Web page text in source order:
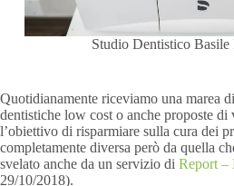
Studio Dentistico Basile
Quotidianamente riceviamo una marea
dentistiche low cost o anche proposte
l’obiettivo di risparmiare sulla cura dei
completamente diversa però da quella
svelato anche da un servizio di Report –
29/10/2018).